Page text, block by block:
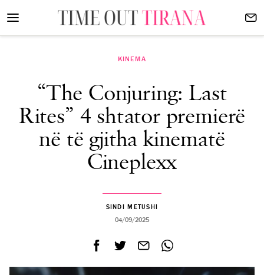
KINEMA
“The Conjuring: Last
Rites” 4 shtator premierë
në të gjitha kinematë
Cineplexx
SINDI METUSHI
04/09/2025